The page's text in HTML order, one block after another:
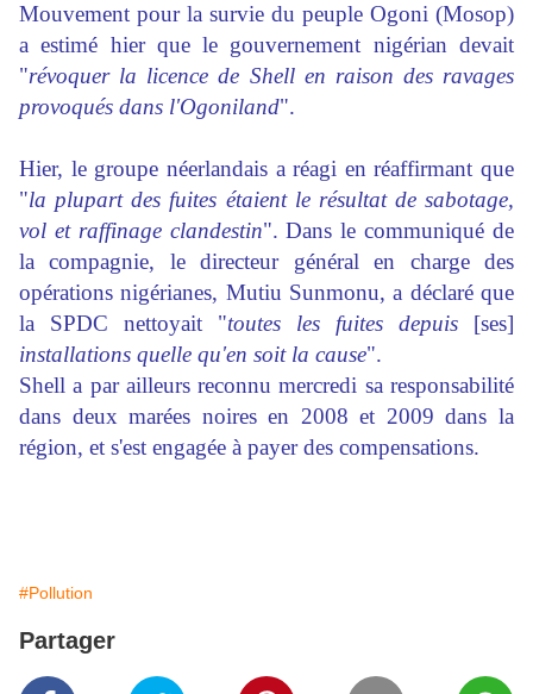
Mouvement pour la survie du peuple Ogoni (Mosop)
a estimé hier que le gouvernement nigérian devait
"révoquer la licence de Shell en raison des ravages
provoqués dans l'Ogoniland".
Hier, le groupe néerlandais a réagi en réaffirmant que
"la plupart des fuites étaient le résultat de sabotage,
vol et raffinage clandestin". Dans le communiqué de
la compagnie, le directeur général en charge des
opérations nigérianes, Mutiu Sunmonu, a déclaré que
la SPDC nettoyait "toutes les fuites depuis [ses]
installations quelle qu'en soit la cause".
Shell a par ailleurs reconnu mercredi sa responsabilité
dans deux marées noires en 2008 et 2009 dans la
région, et s'est engagée à payer des compensations.
#Pollution
Partager